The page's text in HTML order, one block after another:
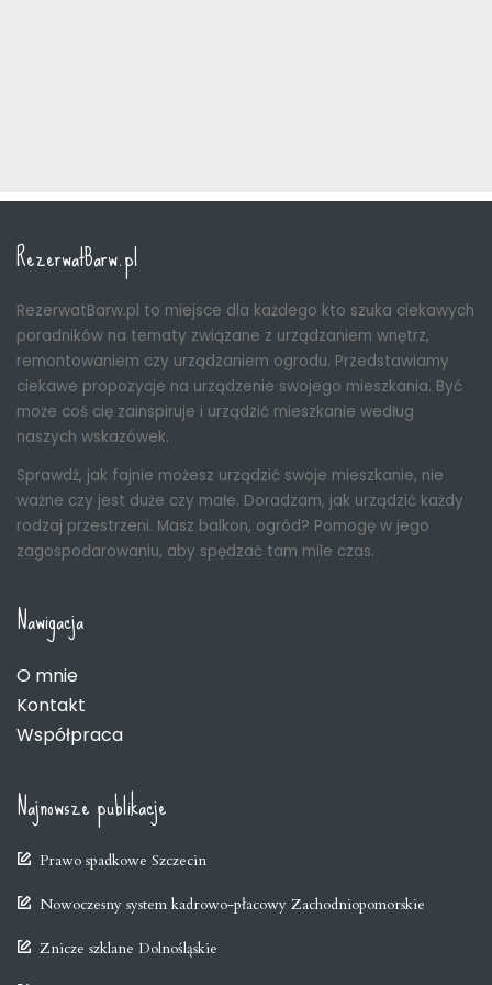
RezerwatBarw.pl
RezerwatBarw.pl to miejsce dla każdego kto szuka ciekawych
poradników na tematy związane z urządzaniem wnętrz,
remontowaniem czy urządzaniem ogrodu. Przedstawiamy
ciekawe propozycje na urządzenie swojego mieszkania. Być
może coś cię zainspiruje i urządzić mieszkanie według
naszych wskazówek.
Sprawdź, jak fajnie możesz urządzić swoje mieszkanie, nie
ważne czy jest duże czy małe. Doradzam, jak urządzić każdy
rodzaj przestrzeni. Masz balkon, ogród? Pomogę w jego
zagospodarowaniu, aby spędzać tam mile czas.
Nawigacja
O mnie
Kontakt
Współpraca
Najnowsze publikacje
Prawo spadkowe Szczecin
Nowoczesny system kadrowo-płacowy Zachodniopomorskie
Znicze szklane Dolnośląskie